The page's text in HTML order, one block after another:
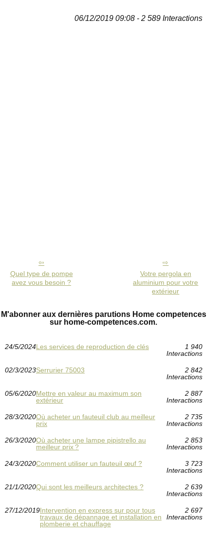
06/12/2019 09:08 - 2 589 Interactions
Quel type de pompe
avez vous besoin ?
Votre pergola en
aluminium pour votre
extérieur
M'abonner aux dernières parutions Home competences
sur home-competences.com.
24/5/2024Les services de reproduction de clés
1 940
Interactions
02/3/2023Serrurier 75003
2 842
Interactions
05/6/2020Mettre en valeur au maximum son
extérieur
2 887
Interactions
28/3/2020Où acheter un fauteuil club au meilleur
prix
2 735
Interactions
26/3/2020Où acheter une lampe pipistrello au
meilleur prix ?
2 853
Interactions
24/3/2020Comment utiliser un fauteuil œuf ?
3 723
Interactions
21/1/2020Qui sont les meilleurs architectes ?
2 639
Interactions
27/12/2019Intervention en express sur pour tous
travaux de dépannage et installation en
plomberie et chauffage
2 697
Interactions